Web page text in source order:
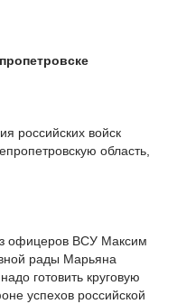
российских войск
область,
офицеров ВСУ Максим
рады Марьяна
готовить круговую
успехов российской